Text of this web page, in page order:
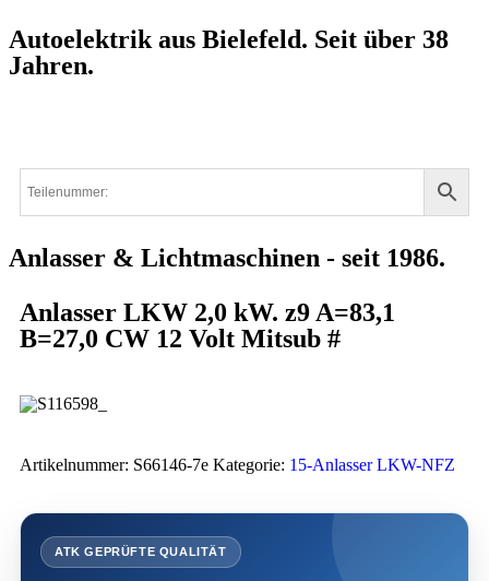
Autoelektrik aus Bielefeld. Seit über 38
Jahren.
Anlasser & Lichtmaschinen - seit 1986.
Anlasser LKW 2,0 kW. z9 A=83,1
B=27,0 CW 12 Volt Mitsub #
Artikelnummer: S66146-7e Kategorie: 15-Anlasser LKW-NFZ
ATK GEPRÜFTE QUALITÄT